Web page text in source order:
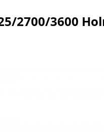
2700/3600